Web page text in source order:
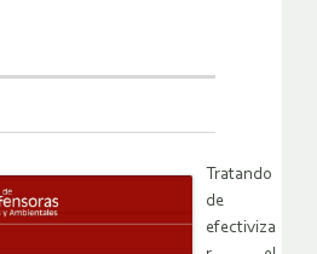
Tratando
de
efectiviza